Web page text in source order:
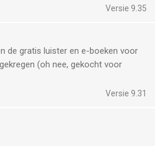
opgelost.
opnieuw downloaden
“bol.com wachtwoord.
weer zoals daarvoor.
weer de instellingen invoeren,
Versie 9.35
de gratis luister en e-boeken voor
(oh nee, gekocht voor
niet via iPads van de kinderen
met leeftijdsgrens 12+.
telefoon.
Versie 9.31